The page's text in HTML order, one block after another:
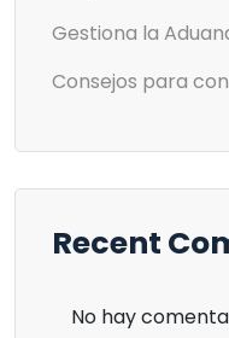
Gestiona la
Consejos para
Recent
No hay